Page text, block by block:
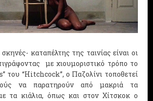
καταπέλτης της ταινίας είναι οι
με χιουμοριστικό τρόπο το
του “Hitchcock”, ο Παζολίνι τοποθετεί
να παρατηρούν από μακριά τα
τα κιάλια, όπως και στον Χίτσκοκ ο